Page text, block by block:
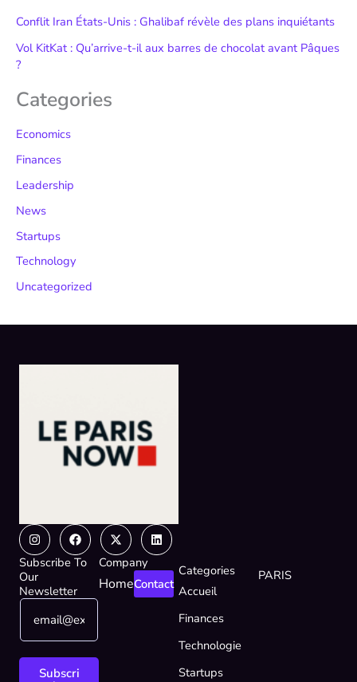
Conflit Iran États-Unis : Ghalibaf révèle des plans inquiétants
Vol KitKat : Qu’arrive-t-il aux barres de chocolat avant Pâques
?
Categories
Economics
Finances
Leadership
News
Startups
Technology
Uncategorized
InstagramFacebook
X-
twitter
Linkedin
Subscribe To
Our
Newsletter
*
m
a
E
a
Subscri
Company
HomeContact
Categories
Accueil
Finances
Technologie
Startups
PARIS